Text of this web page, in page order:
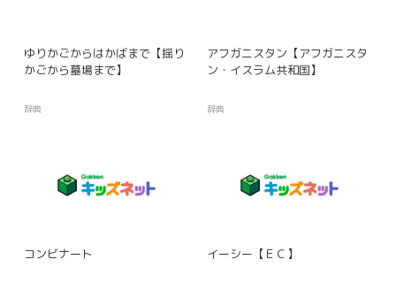
ゆりかごからはかばまで【揺り
かごから墓場まで】
辞典
アフガニスタン【アフガニスタ
ン・イスラム共和国】
辞典
コンビナート イーシー【ＥＣ】